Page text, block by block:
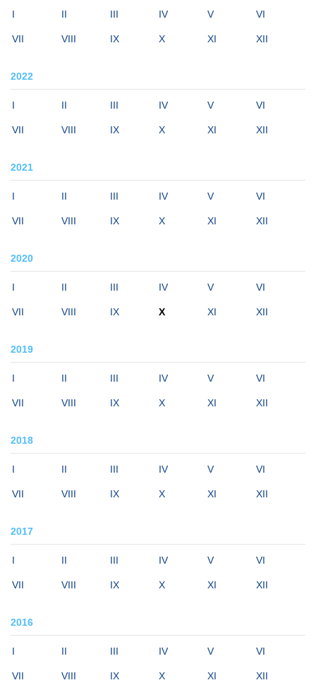
I II III IV V VI
VII VIII IX X XI XII
2022
I II III IV V VI
VII VIII IX X XI XII
2021
I II III IV V VI
VII VIII IX X XI XII
2020
I II III IV V VI
VII VIII IX X XI XII
2019
I II III IV V VI
VII VIII IX X XI XII
2018
I II III IV V VI
VII VIII IX X XI XII
2017
I II III IV V VI
VII VIII IX X XI XII
2016
I II III IV V VI
VII VIII IX X XI XII